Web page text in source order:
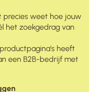
precies weet hoe jouw
het zoekgedrag van
heeft
een B2B-bedrijf met